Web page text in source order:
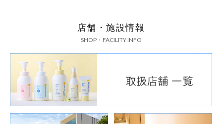
店舗・施設情報
SHOP・FACILITY INFO